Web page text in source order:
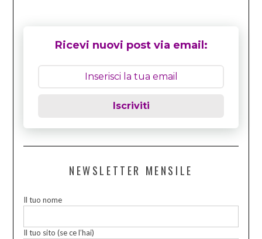
Ricevi nuovi post via email:
Iscriviti
NEWSLETTER MENSILE
Il tuo nome
Il tuo sito (se ce l’hai)